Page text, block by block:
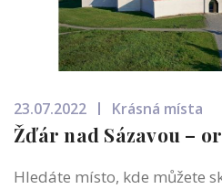
23.07.2022 Krásná místa
Žďár nad Sázavou –
Hledáte místo, kde můžete